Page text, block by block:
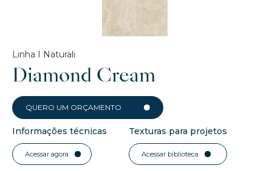
Linha I Naturali
Diamond Cream
QUERO UM ORÇAMENTO
Informações técnicas
Acessar agora
Texturas para projetos
Acessar biblioteca